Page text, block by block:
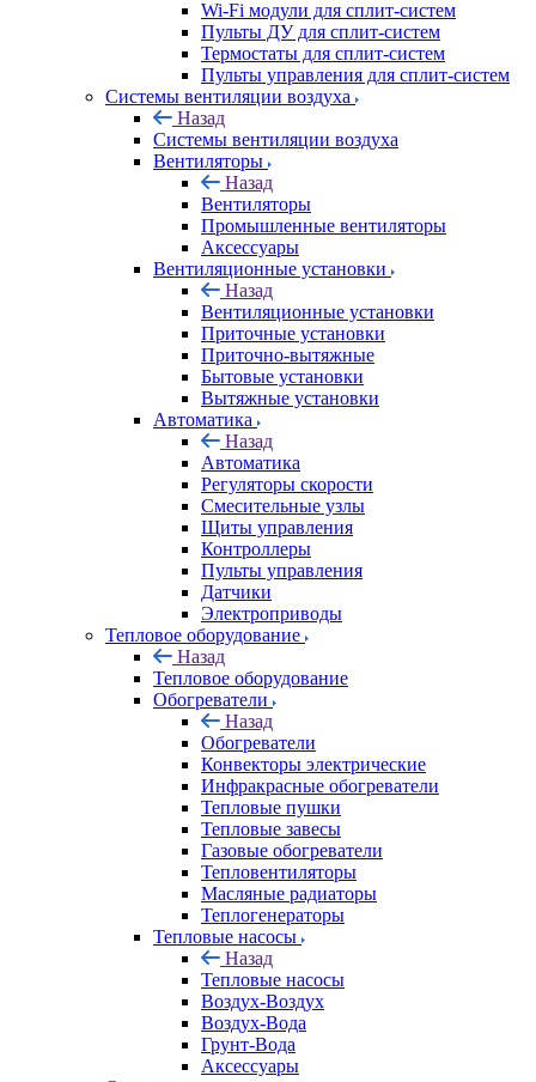
Wi-Fi модули для сплит-систем
Пульты ДУ для сплит-систем
Термостаты для сплит-систем
Пульты управления для сплит-систем
Системы вентиляции воздуха
Назад
Системы вентиляции воздуха
Вентиляторы
Назад
Вентиляторы
Промышленные вентиляторы
Аксессуары
Вентиляционные установки
Назад
Вентиляционные установки
Приточные установки
Приточно-вытяжные
Бытовые установки
Вытяжные установки
Автоматика
Назад
Автоматика
Регуляторы скорости
Смесительные узлы
Щиты управления
Контроллеры
Пульты управления
Датчики
Электроприводы
Тепловое оборудование
Назад
Тепловое оборудование
Обогреватели
Назад
Обогреватели
Конвекторы электрические
Инфракрасные обогреватели
Тепловые пушки
Тепловые завесы
Газовые обогреватели
Тепловентиляторы
Масляные радиаторы
Теплогенераторы
Тепловые насосы
Назад
Тепловые насосы
Воздух-Воздух
Воздух-Вода
Грунт-Вода
Аксессуары